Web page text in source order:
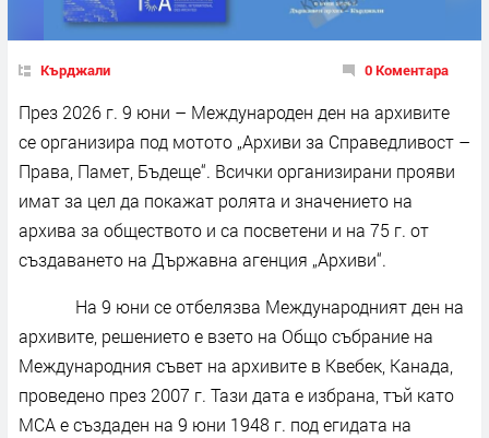
Кърджали 0 Коментара
През 2026 г. 9 юни – Международен ден на архивите
се организира под мотото „Архиви за Справедливост –
Права, Памет, Бъдеще“. Всички организирани прояви
имат за цел да покажат ролята и значението на
архива за обществото и са посветени и на 75 г. от
създаването на Държавна агенция „Архиви“.
На 9 юни се отбелязва Международният ден на
архивите, решението е взето на Общо събрание на
Международния съвет на архивите в Квебек, Канада,
проведено през 2007 г. Тази дата е избрана, тъй като
МСА е създаден на 9 юни 1948 г. под егидата на